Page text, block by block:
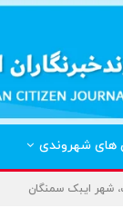
های شهروندی
شهر ایبک سمنگان